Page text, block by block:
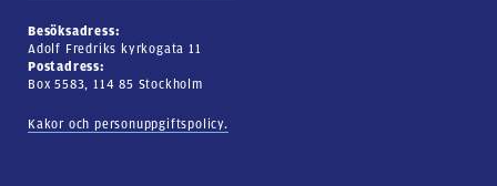
Besöksadress:
Adolf Fredriks kyrkogata 11
Postadress:
Box 5583, 114 85 Stockholm
Kakor och personuppgiftspolicy.